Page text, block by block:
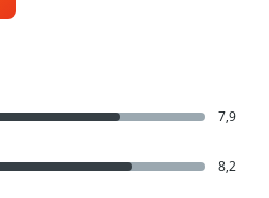
7,9
8,2